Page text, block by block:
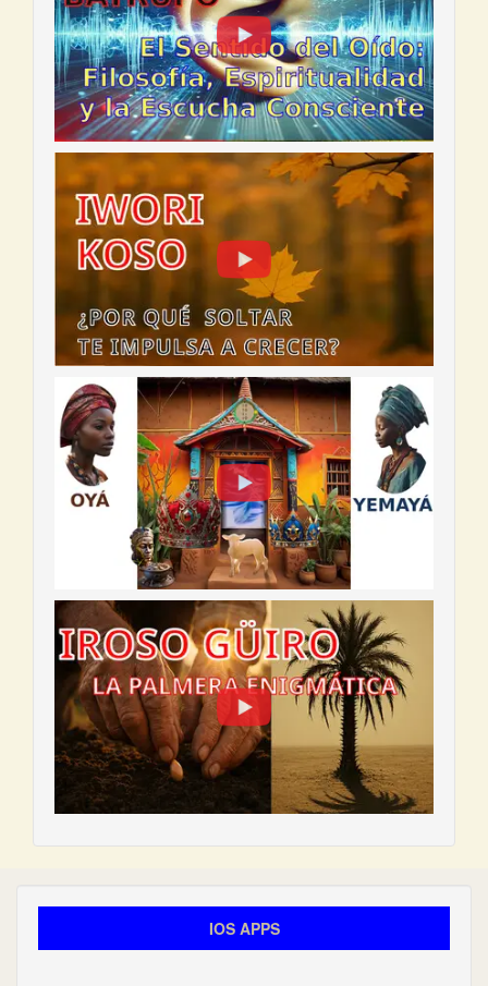
IOS APPS